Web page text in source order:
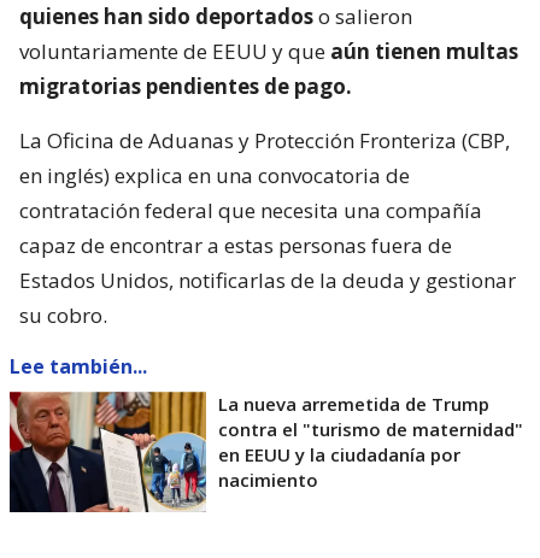
quienes han sido deportadoso salieron
voluntariamente de EEUU y que aún tienen multas
migratorias pendientes de pago.
La Oficina de Aduanas y Protección Fronteriza (CBP,
en inglés) explica en una convocatoria de
contratación federal que necesita una compañía
capaz de encontrar a estas personas fuera de
Estados Unidos, notificarlas de la deuda y gestionar
su cobro.
Lee también...
La nueva arremetida de Trump
contra el "turismo de maternidad"
en EEUU y la ciudadanía por
nacimiento